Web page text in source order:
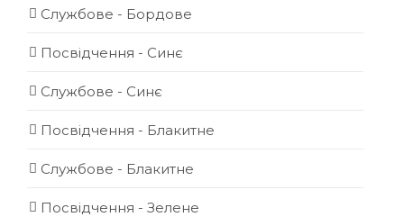
Службове - Бордове
Посвідчення - Синє
Службове - Синє
Посвідчення - Блакитне
Службове - Блакитне
Посвідчення - Зелене